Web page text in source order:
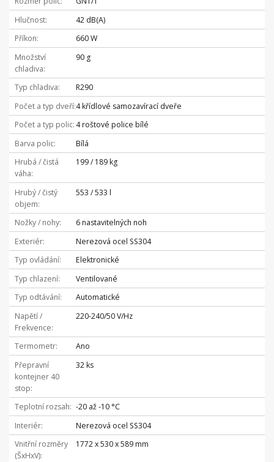
Hlučnost
42 dB(A)
Příkon
660 W
Množství
chladiva
90 g
Typ chladiva
R290
Počet a typ dveří4 křídlové samozavírací dveře
Počet a typ polic 4 roštové police bílé
Barva polic
Bílá
Hrubá / čistá
váha
199 / 189 kg
Hrubý / čistý
objem
553 / 533 l
Nožky / nohy
6 nastavitelných noh
Exteriér
Nerezová ocel SS304
Typ ovládání
Elektronické
Typ chlazení
Ventilované
Typ odtávání
Automatické
Napětí /
Frekvence
220-240/50 V/Hz
Termometr
Ano
Přepravní
kontejner 40
stop
32 ks
Teplotní rozsah
-20 až -10 °C
Interiér
Nerezová ocel SS304
Vnitřní rozměry
(ŠxHxV)
1772 x 530 x 589 mm